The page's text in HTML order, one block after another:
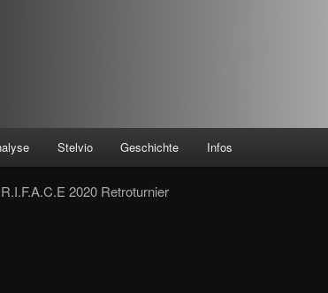
Stelvio Geschichte Infos
2020 Retroturnier